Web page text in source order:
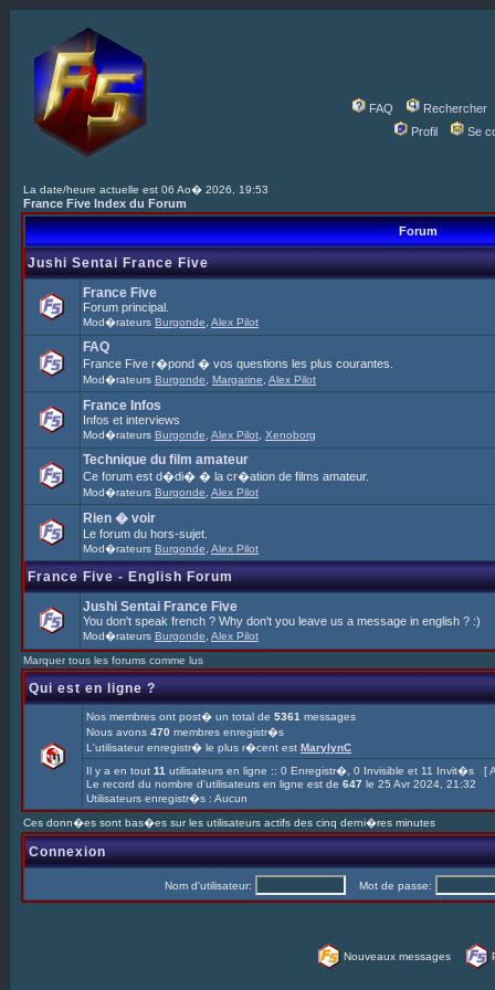
FAQ
Rechercher
Profil
Se
La date/heure actuelle est 06 Ao� 2026, 19:53
France Five Index du Forum
Forum
Jushi Sentai France Five
France Five
Forum principal.
Mod�rateurs Burgonde Alex Pilot
FAQ
France Five r�pond � vos questions les plus courantes.
Mod�rateurs Burgonde Margarine Alex Pilot
France Infos
Infos et interviews
Mod�rateurs Burgonde Alex Pilot Xenoborg
Technique du film amateur
Ce forum est d�di� � la cr�ation de films amateur.
Mod�rateurs Burgonde Alex Pilot
Rien � voir
Le forum du hors-sujet.
Mod�rateurs Burgonde Alex Pilot
France Five - English Forum
Jushi Sentai France Five
You don't speak french ? Why don't you leave us a message in english ? :)
Mod�rateurs Burgonde Alex Pilot
Marquer tous les forums comme lus
Qui est en ligne ?
Nos membres ont post� un total de 5361 messages
Nous avons 470 membres enregistr�s
L'utilisateur enregistr� le plus r�cent est MarylynC
Il y a en tout 11 utilisateurs en ligne :: 0 Enregistr�, 0 Invisible et 11 Invit�s [
Le record du nombre d'utilisateurs en ligne est de 647 le 25 Avr 2024, 21:32
Utilisateurs enregistr�s : Aucun
Ces donn�es sont bas�es sur les utilisateurs actifs des cinq derni�res minutes
Connexion
Nom d'utilisateur: Mot de passe:
Nouveaux messages